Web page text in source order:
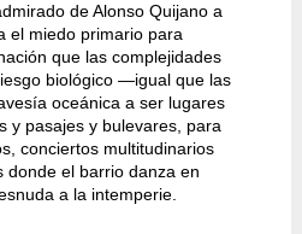
de Alonso Quijano a
el miedo primario para
que las complejidades
biológico —igual que las
oceánica a ser lugares
y pasajes y bulevares, para
conciertos multitudinarios
donde el barrio danza en
a la intemperie.